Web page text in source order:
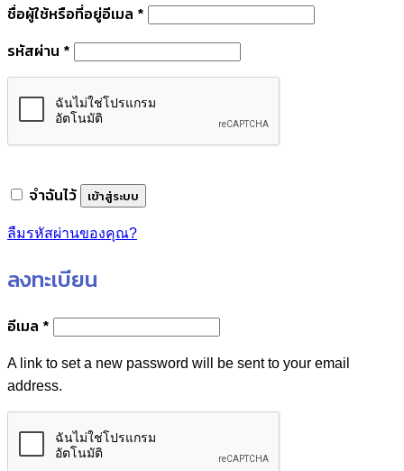
ชื่อผู้ใช้หรือที่อยู่อีเมล * ต้องการ
รหัสผ่าน * ต้องการ
จำฉันไว้ เข้าสู่ระบบ
ลืมรหัสผ่านของคุณ?
ลงทะเบียน
อีเมล * ต้องการ
A link to set a new password will be sent to your email
address.